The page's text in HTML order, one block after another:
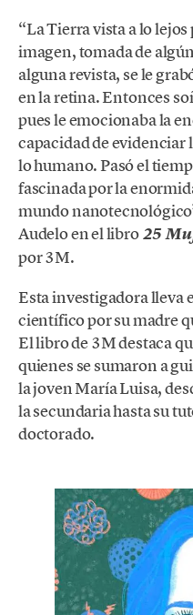
“La Tierra vista a lo
imagen, tomada de
alguna revista, se le
en la retina. Entonces
pues le emocionaba la
capacidad de evidenciar
lo humano. Pasó el
fascinada por la
mundo
Audelo en el libro25
por 3M.
Esta investigadora lleva
científico por su madre
El libro de 3M destaca
quienes se sumaron a
la joven María Luisa,
la secundaria hasta su
doctorado.